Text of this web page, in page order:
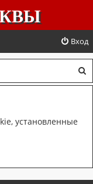
Вход
о
установленные